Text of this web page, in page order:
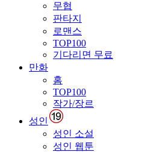
무협
판타지
로맨스
TOP100
기다리면 무료
만화
홈
TOP100
작가/장르
성인
성인 소설
성인 웹툰